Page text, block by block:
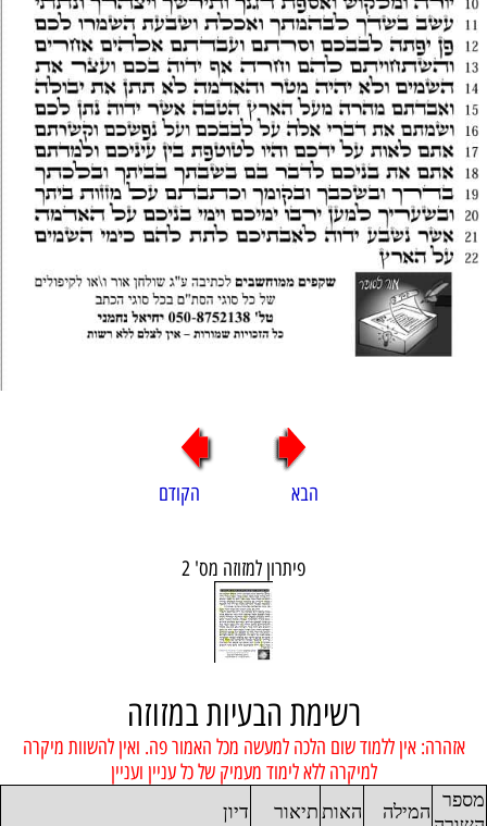
הבא הקודם
פיתרון למזוזה מס' 2
רשימת הבעיות במזוזה
אזהרה: אין ללמוד שום הלכה למעשה מכל האמור פה. ואין להשוות מיקרה
למיקרה ללא לימוד מעמיק של כל עניין ועניין
מספר
המילה האות תיאור דיון